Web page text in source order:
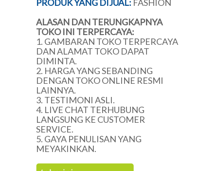
PRODUK YANG DIJUAL: FASHION
ALASAN DAN TERUNGKAPNYA
TOKO INI TERPERCAYA:
1. GAMBARAN TOKO TERPERCAYA
DAN ALAMAT TOKO DAPAT
DIMINTA.
2. HARGA YANG SEBANDING
DENGAN TOKO ONLINE RESMI
LAINNYA.
3. TESTIMONI ASLI.
4. LIVE CHAT TERHUBUNG
LANGSUNG KE CUSTOMER
SERVICE.
5. GAYA PENULISAN YANG
MEYAKINKAN.